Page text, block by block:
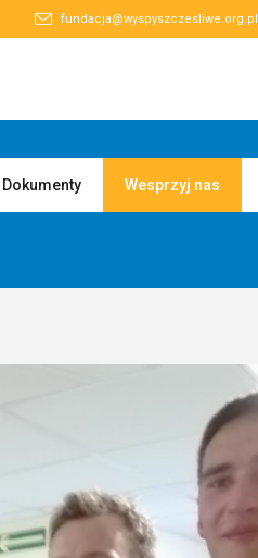
fundacja@wyspyszczesliwe.org.pl
Dokumenty Wesprzyj nas